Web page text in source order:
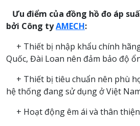
Ưu điểm của đồng hồ đo áp
bởi Công tyAMECH:
+ Thiết bị nhập khẩu chính
Quốc, Đài Loan nên đảm bảo độ
+ Thiết bị tiêu chuẩn nên phù
hệ thống đang sử dụng ở Việt
+ Hoạt động êm ái và thân